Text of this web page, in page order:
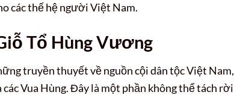
các thế hệ người Việt Nam.
Tổ Hùng Vương
truyền thuyết về nguồn cội dân tộc Việt Nam,
Vua Hùng. Đây là một phần không thể tách rời